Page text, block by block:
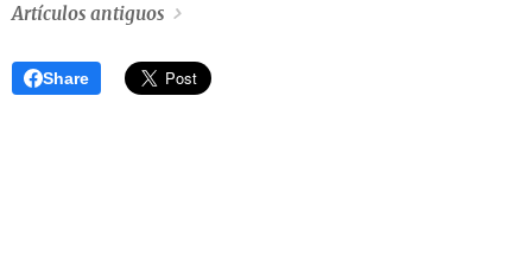
cómo las
artificiales
con Anses, en
Artículos antiguos
Share